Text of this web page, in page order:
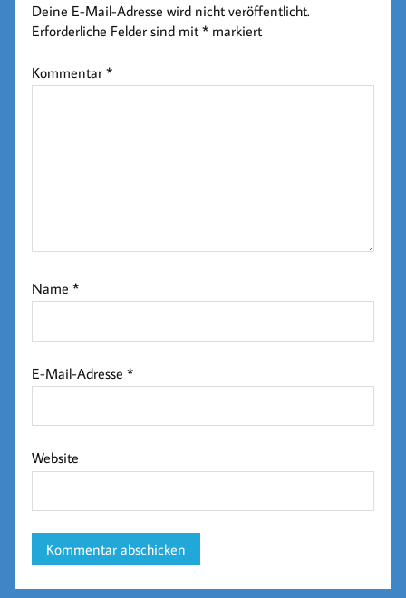
Deine E-Mail-Adresse wird nicht veröffentlicht.
Erforderliche Felder sind mit* markiert
Kommentar*
Name*
E-Mail-Adresse*
Website